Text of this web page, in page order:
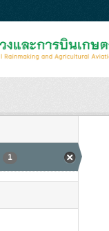
1